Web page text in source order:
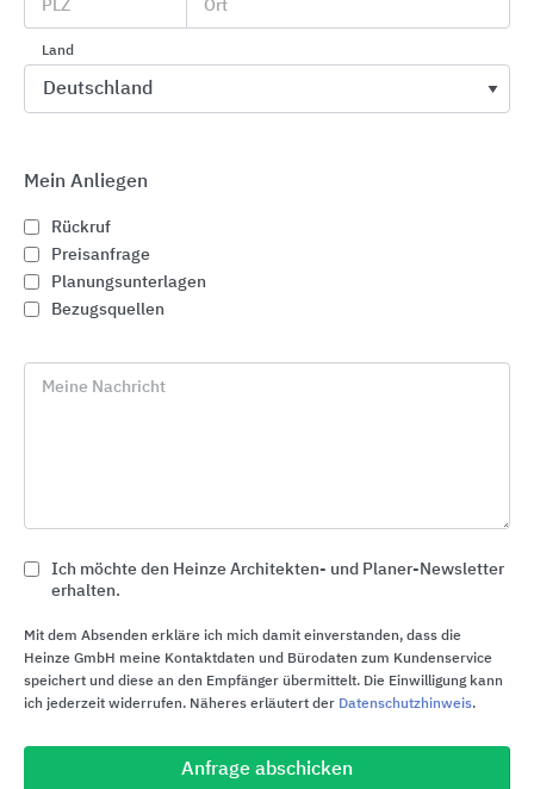
perfekte Raumplanung.
PLZ Ort
Land
Mein Anliegen
Rückruf
Preisanfrage
Planungsunterlagen
Bezugsquellen
Meine Nachricht
Ich möchte den Heinze Architekten- und Planer-Newsletter
erhalten.
Mit dem Absenden erkläre ich mich damit einverstanden, dass die
Heinze GmbH meine Kontaktdaten und Bürodaten zum Kundenservice
speichert und diese an den Empfänger übermittelt. Die Einwilligung kann
ich jederzeit widerrufen. Näheres erläutert der Datenschutzhinweis.
Anfrage abschicken